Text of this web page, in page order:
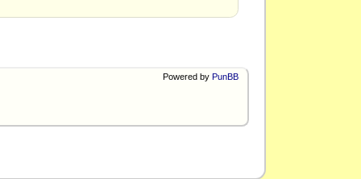
Powered by PunBB